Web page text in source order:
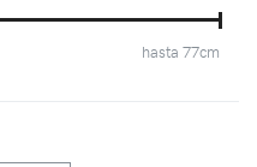
hasta 77cm